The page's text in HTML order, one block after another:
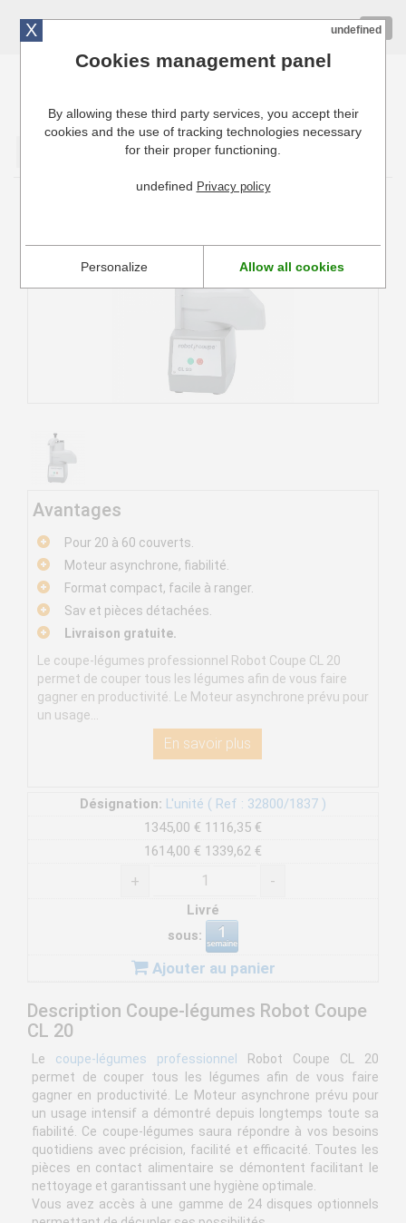
Cuisinresto: Ustensiles de cuisine pour professionnels
Avantages
Pour 20 à 60 couverts.
Moteur asynchrone, fiabilité.
Format compact, facile à ranger.
Sav et pièces détachées.
Livraison gratuite.
Le coupe-légumes professionnel Robot Coupe CL 20
permet de couper tous les légumes afin de vous faire
gagner en productivité. Le Moteur asynchrone prévu pour
un usage...
En savoir plus
Désignation: L'unité ( Ref : 32800/1837 )
1345,00 € 1116,35 €
1614,00 € 1339,62 €
+ -
Livré
sous:
Ajouter au panier
Description Coupe-légumes Robot Coupe
CL 20
Le coupe-légumes professionnel
Robot Coupe CL 20
permet de couper tous les légumes afin de vous faire
gagner en productivité. Le Moteur asynchrone prévu pour
un usage intensif a démontré depuis longtemps toute sa
fiabilité. Ce coupe-légumes saura répondre à vos besoins
quotidiens avec précision, facilité et efficacité. Toutes les
pièces en contact alimentaire se démontent facilitant le
nettoyage et garantissant une hygiène optimale.
Vous avez accès à une gamme de 24 disques optionnels
X undefined
Cookies management panel
By allowing these third party services, you accept their
cookies and the use of tracking technologies necessary
for their proper functioning.
undefined Privacy policy
Personalize Allow all cookies